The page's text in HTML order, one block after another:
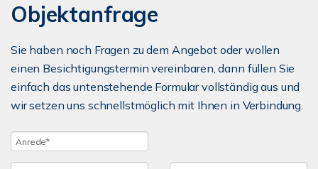
Objektanfrage
Sie haben noch Fragen zu dem Angebot oder wollen
einen Besichtigungstermin vereinbaren, dann füllen Sie
einfach das untenstehende Formular vollständig aus und
wir setzen uns schnellstmöglich mit Ihnen in Verbindung.